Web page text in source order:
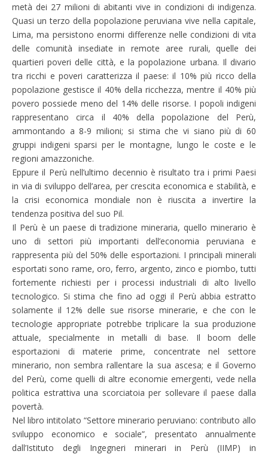
metà dei 27 milioni di abitanti vive in condizioni di indigenza.
Quasi un terzo della popolazione peruviana vive nella capitale,
Lima, ma persistono enormi differenze nelle condizioni di vita
delle comunità insediate in remote aree rurali, quelle dei
quartieri poveri delle città, e la popolazione urbana. Il divario
tra ricchi e poveri caratterizza il paese: il 10% più ricco della
popolazione gestisce il 40% della ricchezza, mentre il 40% più
povero possiede meno del 14% delle risorse. I popoli indigeni
rappresentano circa il 40% della popolazione del Perù,
ammontando a 8-9 milioni; si stima che vi siano più di 60
gruppi indigeni sparsi per le montagne, lungo le coste e le
regioni amazzoniche.
Eppure il Perù nell’ultimo decennio è risultato tra i primi Paesi
in via di sviluppo dell’area, per crescita economica e stabilità, e
la crisi economica mondiale non è riuscita a invertire la
tendenza positiva del suo Pil.
Il Perù è un paese di tradizione mineraria, quello minerario è
uno di settori più importanti dell’economia peruviana e
rappresenta più del 50% delle esportazioni. I principali minerali
esportati sono rame, oro, ferro, argento, zinco e piombo, tutti
fortemente richiesti per i processi industriali di alto livello
tecnologico. Si stima che fino ad oggi il Perù abbia estratto
solamente il 12% delle sue risorse minerarie, e che con le
tecnologie appropriate potrebbe triplicare la sua produzione
attuale, specialmente in metalli di base. Il boom delle
esportazioni di materie prime, concentrate nel settore
minerario, non sembra rallentare la sua ascesa; e il Governo
del Perù, come quelli di altre economie emergenti, vede nella
politica estrattiva una scorciatoia per sollevare il paese dalla
povertà.
Nel libro intitolato “Settore minerario peruviano: contributo allo
sviluppo economico e sociale”, presentato annualmente
dall’Istituto degli Ingegneri minerari in Perù (IIMP) in